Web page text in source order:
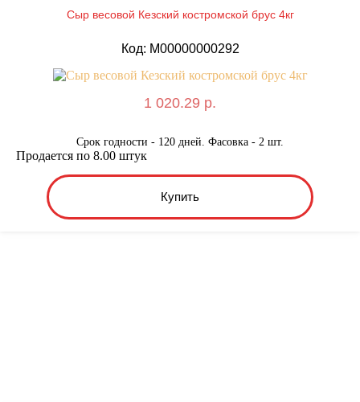
Сыр весовой Кезский костромской брус 4кг
Код: M00000000292
1 020.29 р.
Срок годности - 120 дней. Фасовка - 2 шт.
Купить
Продается по 8.00 штук